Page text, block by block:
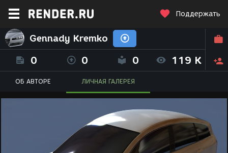
Поддержать
Gennady Kremko
0 0 0 119 K
ОБ АВТОРЕ ЛИЧНАЯ ГАЛЕРЕЯ